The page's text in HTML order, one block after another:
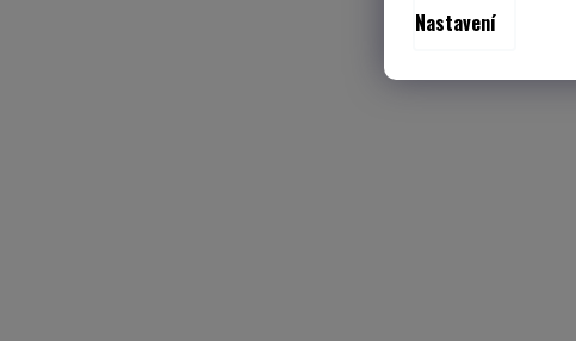
Nastavení